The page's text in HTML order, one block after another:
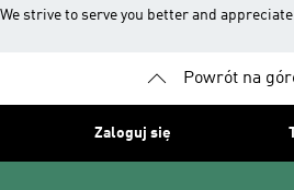
We strive to serve you better and
Powrót na
Zaloguj się